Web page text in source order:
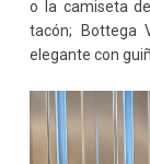
o la camiseta
tacón; Bottega
elegante con